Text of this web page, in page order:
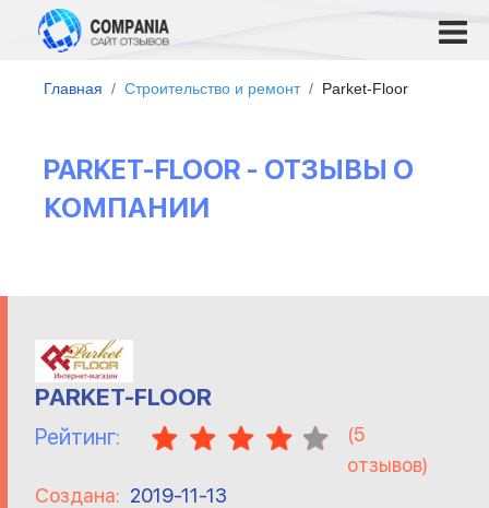
Главная Строительство и ремонт Parket-Floor
PARKET-FLOOR - ОТЗЫВЫ О
КОМПАНИИ
PARKET-FLOOR
Рейтинг: (5
отзывов)
Создана: 2019-11-13